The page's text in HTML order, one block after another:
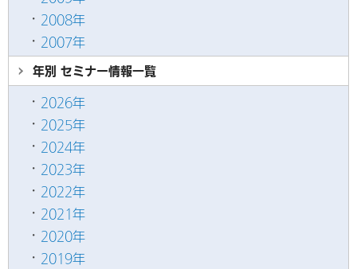
2008年
2007年
年別 セミナー情報一覧
2026年
2025年
2024年
2023年
2022年
2021年
2020年
2019年